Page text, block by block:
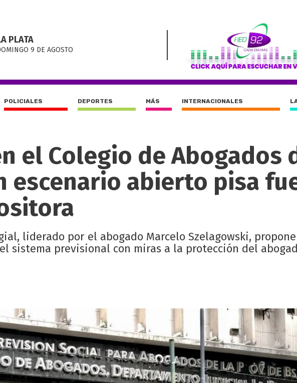
PLATA
9 DE AGOSTO
POLICIALES DEPORTES MÁS INTERNACIONALES
el Colegio de Abogados
escenario abierto pisa
liderado por el abogado Marcelo Szelagowski,
sistema previsional con miras a la protección del